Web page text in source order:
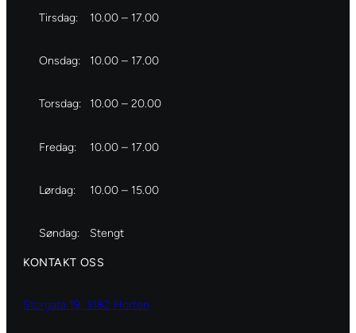
Tirsdag: 10.00 – 17.00
Onsdag: 10.00 – 17.00
Torsdag: 10.00 – 20.00
Fredag: 10.00 – 17.00
Lørdag: 10.00 – 15.00
Søndag: Stengt
KONTAKT OSS
Storgata 19, 3182 Horten